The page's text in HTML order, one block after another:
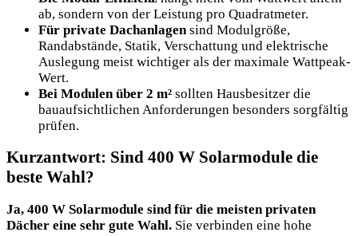
ab, sondern von der Leistung pro Quadratmeter.
Für private Dachanlagen sind Modulgröße,
Randabstände, Statik, Verschattung und elektrische
Auslegung meist wichtiger als der maximale Wattpeak-
Wert.
Bei Modulen über 2 m² sollten Hausbesitzer die
bauaufsichtlichen Anforderungen besonders sorgfältig
prüfen.
Kurzantwort: Sind 400 W Solarmodule die
beste Wahl?
Ja, 400 W Solarmodule sind für die meisten privaten
Dächer eine sehr gute Wahl. Sie verbinden eine hohe